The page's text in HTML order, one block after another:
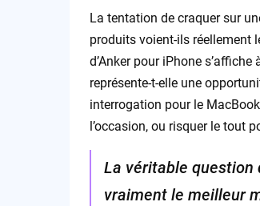
La tentation de craquer sur
produits voient-ils réellement
d’Anker pour iPhone
représente-t-elle une
interrogation pour le
l’occasion, ou risquer le tout
La véritable question
vraiment le meilleur